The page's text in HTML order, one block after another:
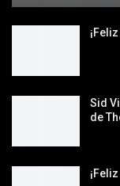
Sid
de